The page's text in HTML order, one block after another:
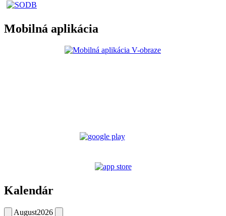
Mobilná aplikácia
Kalendár
August2026